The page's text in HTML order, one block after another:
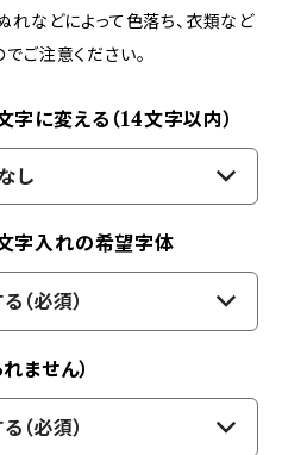
れなどによって色落ち、衣類など
ご注意ください。
に変える（14文字以内）
し
字入れの希望字体
（必須）
ません）
（必須）